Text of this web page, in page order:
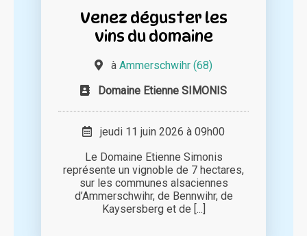
Venez déguster les
vins du domaine
à Ammerschwihr (68)
Domaine Etienne SIMONIS
jeudi 11 juin 2026 à 09h00
Le Domaine Etienne Simonis
représente un vignoble de 7 hectares,
sur les communes alsaciennes
d’Ammerschwihr, de Bennwihr, de
Kaysersberg et de [...]